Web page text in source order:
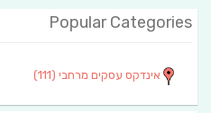
Popular Categories
אינדקס עסקים מרחבי (111)